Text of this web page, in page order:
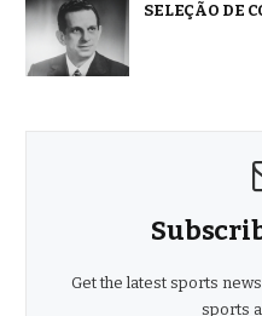
SELEÇÃO DE
Get the latest sports
sports